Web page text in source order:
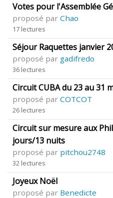
Votes pour l'Assemblée
proposé par Chao
17 lectures
Séjour Raquettes janvier
proposé par gadifredo
36 lectures
Circuit CUBA du 23 au 31
proposé par COTCOT
26 lectures
Circuit sur mesure aux
jours/13 nuits
proposé par pitchou2748
32 lectures
Joyeux Noël
proposé par Benedicte